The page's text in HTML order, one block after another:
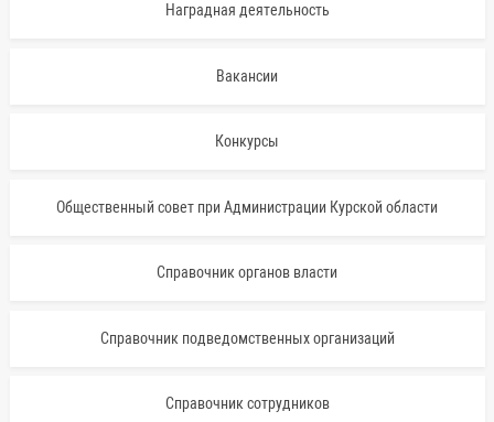
Наградная деятельность
Вакансии
Конкурсы
Общественный совет при Администрации Курской области
Справочник органов власти
Справочник подведомственных организаций
Справочник сотрудников